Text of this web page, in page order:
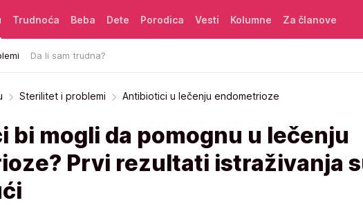
Da li sam trudna?
Trudnoća Beba Dete Porodica Vesti Kolumne Za članove
Sterilitet i problemi Antibiotici u lečenju endometrioze
bi mogli da pomognu u lečenju
Prvi rezultati istraživanja